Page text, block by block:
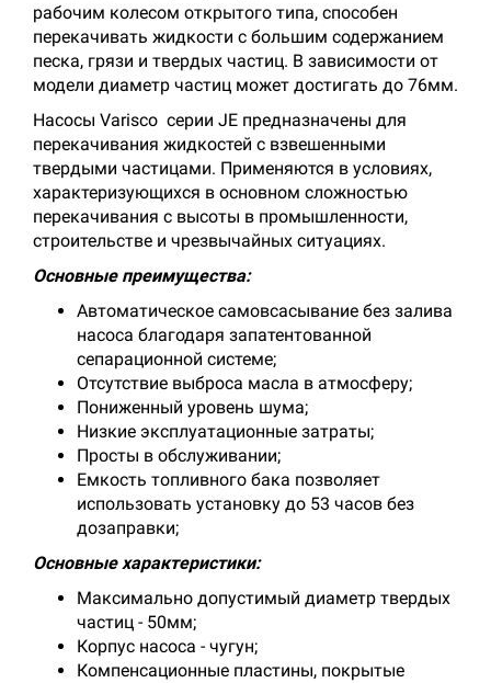
рабочим колесом открытого типа, способен
перекачивать жидкости с большим содержанием
песка, грязи и твердых частиц. В зависимости от
модели диаметр частиц может достигать до 76мм.
Насосы Varisco серии JE предназначены для
перекачивания жидкостей с взвешенными
твердыми частицами. Применяются в условиях,
характеризующихся в основном сложностью
перекачивания с высоты в промышленности,
строительстве и чрезвычайных ситуациях.
Основные преимущества:
Автоматическое самовсасывание без залива
насоса благодаря запатентованной
сепарационной системе;
Отсутствие выброса масла в атмосферу;
Пониженный уровень шума;
Низкие эксплуатационные затраты;
Просты в обслуживании;
Емкость топливного бака позволяет
использовать установку до 53 часов без
дозаправки;
Основные характеристики:
Максимально допустимый диаметр твердых
частиц - 50мм;
Корпус насоса - чугун;
Компенсационные пластины, покрытые